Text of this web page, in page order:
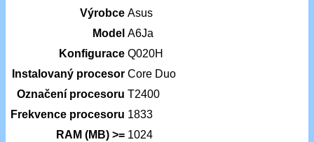
Výrobce Asus
Model A6Ja
Konfigurace Q020H
Instalovaný procesor Core Duo
Označení procesoru T2400
Frekvence procesoru 1833
RAM (MB) >= 1024